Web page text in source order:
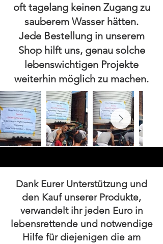
oft tagelang keinen Zugang zu
sauberem Wasser hätten.
Jede Bestellung in unserem
Shop hilft uns, genau solche
lebenswichtigen Projekte
weiterhin möglich zu machen.
Dank Eurer Unterstützung und
den Kauf unserer Produkte,
verwandelt ihr jeden Euro in
lebensrettende und notwendige
Hilfe für diejenigen die am